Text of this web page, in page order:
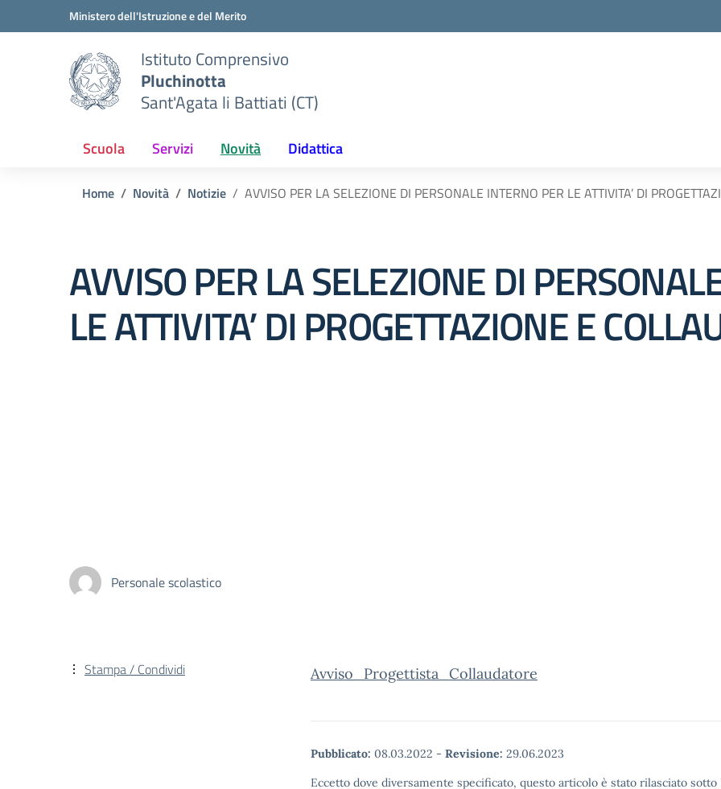
Vai ai contenuti
Vai al menu di navigazioneMinistero dell'Istruzione e del Merito
Istituto Comprensivo
Pluchinotta
Sant'Agata li Battiati (CT)
Scuola Servizi Novità Didattica
Home Novità Notizie AVVISO PER LA SELEZIONE DI PERSONALE INTERNO PER LE ATTIVITA’ DI
AVVISO PER LA SELEZIONE DI
LE ATTIVITA’ DI PROGETTAZIONE E
Personale scolastico
Avviso_Progettista_Collaudatore
Pubblicato: 08.03.2022 - Revisione: 29.06.2023
Eccetto dove diversamente specificato, questo articolo è stato rilasciato
Stampa / Condividi